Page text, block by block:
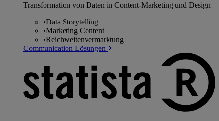
Transformation von Daten in Content-Marketing und Design
•Data Storytelling
•Marketing Content
•Reichweitenvermarktung
Communication Lösungen